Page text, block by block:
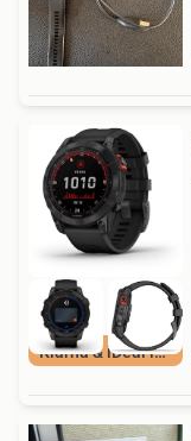
Klarna & iDeal in3